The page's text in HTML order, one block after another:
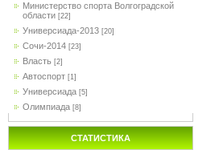
Министерство спорта Волгоградской
области [22]
Универсиада-2013 [20]
Сочи-2014 [23]
Власть [2]
Автоспорт [1]
Универсиада [5]
Олимпиада [8]
СТАТИСТИКА